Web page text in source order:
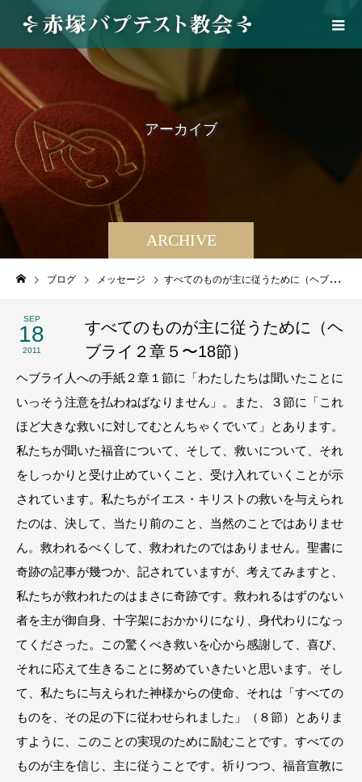
ARCHIVE
アーカイブ
ブログ メッセージ すべてのものが主に従うために（ヘブライ２章５〜18節）
SEP
18
2011
すべてのものが主に従うために（ヘ
ブライ２章５〜18節）
ヘブライ人への手紙２章１節に「わたしたちは聞いたことに
いっそう注意を払わねばなりません」。また、３節に「これ
ほど大きな救いに対してむとんちゃくでいて」とあります。
私たちが聞いた福音について、そして、救いについて、それ
をしっかりと受け止めていくこと、受け入れていくことが示
されています。私たちがイエス・キリストの救いを与えられ
たのは、決して、当たり前のこと、当然のことではありませ
ん。救われるべくして、救われたのではありません。聖書に
奇跡の記事が幾つか、記されていますが、考えてみますと、
私たちが救われたのはまさに奇跡です。救われるはずのない
者を主が御自身、十字架におかかりになり、身代わりになっ
てくださった。この驚くべき救いを心から感謝して、喜び、
それに応えて生きることに努めていきたいと思います。そし
て、私たちに与えられた神様からの使命、それは「すべての
ものを、その足の下に従わせられました」（８節）とありま
すように、このことの実現のために励むことです。すべての
ものが主を信じ、主に従うことです。祈りつつ、福音宣教に